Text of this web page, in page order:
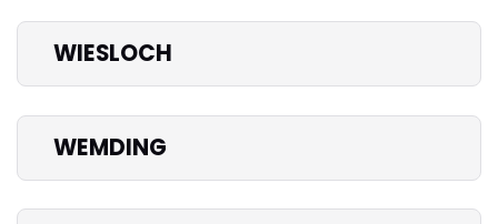
WIESLOCH
WEMDING